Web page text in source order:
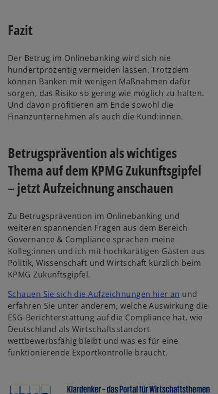
Fazit
Der Betrug im Onlinebanking wird sich nie
hundertprozentig vermeiden lassen. Trotzdem
können Banken mit wenigen Maßnahmen dafür
sorgen, das Risiko so gering wie möglich zu halten.
Und davon profitieren am Ende sowohl die
Finanzunternehmen als auch die Kund:innen.
Betrugsprävention als wichtiges
Thema auf dem KPMG Zukunftsgipfel
– jetzt Aufzeichnung anschauen
Zu Betrugsprävention im Onlinebanking und
weiteren spannenden Fragen aus dem Bereich
Governance & Compliance sprachen meine
Kolleg:innen und ich mit hochkarätigen Gästen aus
Politik, Wissenschaft und Wirtschaft kürzlich beim
KPMG Zukunftsgipfel.
Schauen Sie sich die Aufzeichnungen hier an w
i
r
n
und
erfahren Sie unter anderem, welche Auswirkung die
ESG-Berichterstattung auf die Compliance hat, wie
Deutschland als Wirtschaftsstandort
wettbewerbsfähig bleibt und was es für eine
funktionierende Exportkontrolle braucht.